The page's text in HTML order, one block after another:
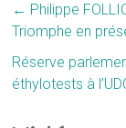
← Philippe
Triomphe en
Réserve
éthylotests à